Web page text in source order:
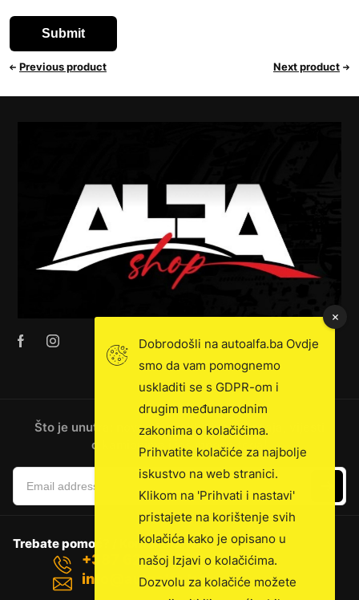
Previous product Next product
Što je unutra: novosti, ekskluzivna prodaja, vijesti
o kamionima i još mnogo toga!
Trebate pomoć? / Kontaktiraj nas
+387 62 100 736
info@autoalfa.ba
Dobrodošli na autoalfa.ba Ovdje
smo da vam pomognemo
uskladiti se s GDPR-om i
drugim međunarodnim
zakonima o kolačićima.
Prihvatite kolačiće za najbolje
iskustvo na web stranici.
Klikom na 'Prihvati i nastavi'
pristajete na korištenje svih
kolačića kako je opisano u
našoj Izjavi o kolačićima.
Dozvolu za kolačiće možete